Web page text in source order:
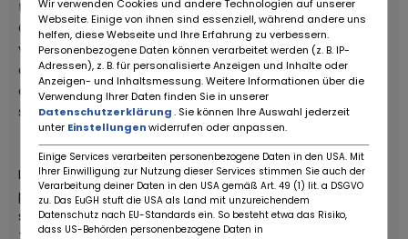
tagliandata per prepararla alla Vernasca Silver Flag.
Questa è una rara opportunità di possedere un'auto
veramente da collezione con una storia ben
documentata e forse una delle Alfa Romeo più
collezionabili che hanno ispirato Enzo Ferrari a creare il
suo leggendario impero.
L'Alfa Romeo 6C 1750 è stata uno dei modelli più
popolari prodotti dall'Alfa e ha avuto un grande
successo anche nelle competizioni per tutti gli anni
Wir verwenden Cookies und andere Technologien auf unserer
Webseite. Einige von ihnen sind essenziell, während andere uns
helfen, diese Webseite und Ihre Erfahrung zu verbessern.
Personenbezogene Daten können verarbeitet werden (z. B. IP-
Adressen), z. B. für personalisierte Anzeigen und Inhalte oder
Anzeigen- und Inhaltsmessung. Weitere Informationen über die
Verwendung Ihrer Daten finden Sie in unserer
Datenschutzerklärung. Sie können Ihre Auswahl jederzeit
unter Einstellungenwiderrufen oder anpassen.
Einige Services verarbeiten personenbezogene Daten in den USA. Mit
Ihrer Einwilligung zur Nutzung dieser Services stimmen Sie auch der
Verarbeitung deiner Daten in den USA gemäß Art. 49 (1) lit. a DSGVO
zu. Das EuGH stuft die USA als Land mit unzureichendem
Datenschutz nach EU-Standards ein. So besteht etwa das Risiko,
dass US-Behörden personenbezogene Daten in